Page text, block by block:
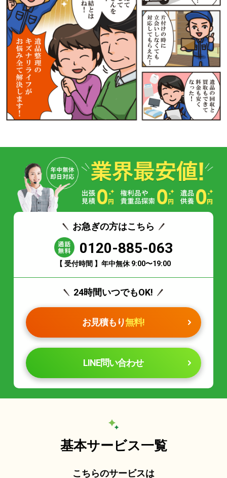
お急ぎの方はこちら
0120-885-063
【 受付時間 】年中無休 9:00〜19:00
24時間いつでもOK!
お見積もり無料!
LINE問い合わせ
基本サービス一覧
こちらのサービスは